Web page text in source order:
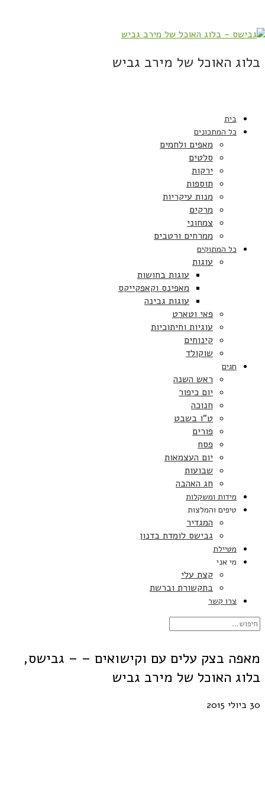
בלוג האוכל של מירב גביש
בית
כל המתכונים
מאפים ולחמים
סלטים
ירקות
תוספות
מנות עיקריות
מרקים
צמחוני
ממרחים ורטבים
כל המתוקים
עוגות
עוגות בחושות
מאפינס וקאפקייקס
עוגות גבינה
פאי וטארט
עוגיות וחיתוכיות
קינוחים
שוקולד
חגים
ראש השנה
יום כיפור
חנוכה
ט”ו בשבט
פורים
פסח
יום העצמאות
שבועות
חג האהבה
מידות ומשקלות
טיפים והמלצות
המגדיר
גבישס לומדת בדנון
מטיילת
מי אני
קצת עלי
בתקשורת וברשת
צרו קשר
מאפה בצק עלים עם וקישואים – – גבישס,
בלוג האוכל של מירב גביש
30 ביולי 2015